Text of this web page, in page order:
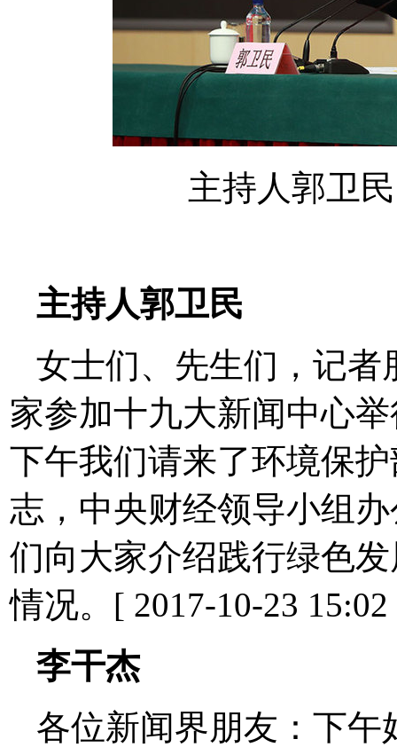
主持人郭卫
主持人郭卫民
女士们、先生们，记
家参加十九大新闻中心
下午我们请来了环境保
志，中央财经领导小组
们向大家介绍践行绿色
情况。[ 2017-10-23
李干杰
各位新闻界朋友：下